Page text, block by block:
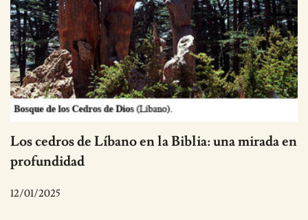
Los cedros de Líbano en la Biblia: una mirada en
profundidad
12/01/2025